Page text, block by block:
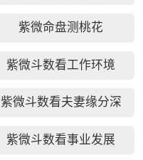
调动
紫微命盘测桃花
紫微斗数看工作环境
紫微斗数看夫妻缘分深
浅
紫微斗数看事业发展